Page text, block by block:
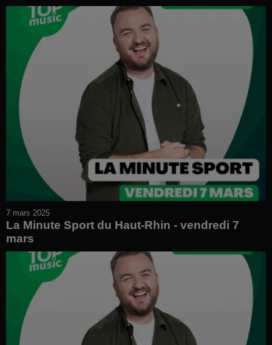
7 mars 2025
La Minute Sport du Haut-Rhin - vendredi 7
mars